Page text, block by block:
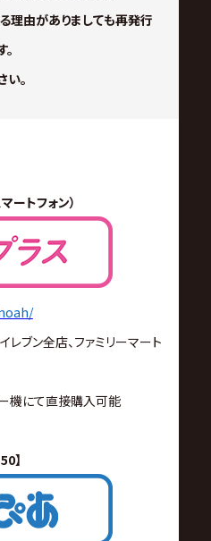
理由がありましても再発行
。
ートフォン）
レブン全店、ファミリーマート
機にて直接購入可能
】